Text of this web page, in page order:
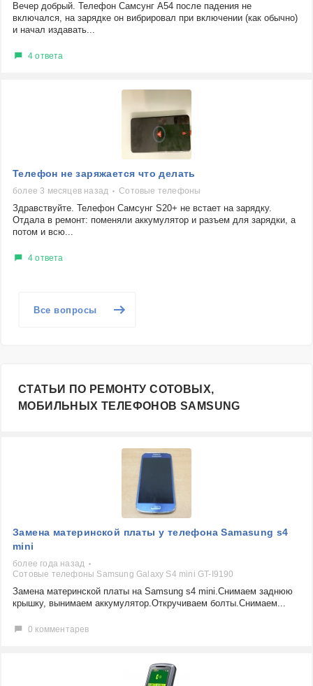
Вечер добрый. Телефон Самсунг А54 после падения не
включался, на зарядке он вибрировал при включении (как обычно)
и начал издавать...
4 ответа
Телефон не заряжается что делать
более 3 месяцев назад Сотовые телефоны
Здравствуйте. Телефон Самсунг S20+ не встает на зарядку.
Отдала в ремонт: поменяли аккумулятор и разъем для зарядки, а
потом и всю...
4 ответа
Все вопросы
СТАТЬИ ПО РЕМОНТУ СОТОВЫХ,
МОБИЛЬНЫХ ТЕЛЕФОНОВ SAMSUNG
Замена материнской платы у телефона Samasung s4
mini
более года назад
Сотовые телефоны Samsung Galaxy S4 mini GT-I9190
Замена материнской платы на Samsung s4 mini.Снимаем заднюю
крышку, вынимаем аккумулятор.Откручиваем болты.Снимаем...
0 комментарев